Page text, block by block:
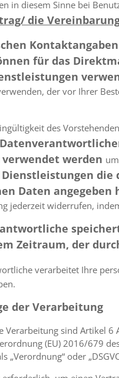
in diesem Sinne bei
die
Kontaktangaben
für das
der vor Ihrer
des
werden um
Daten angegeben
jederzeit widerrufen,
Zeitraum, der
verarbeitet Ihre
der Verarbeitung
Verarbeitung sind Artikel 6
(EU) 2016/679
„Verordnung“ oder